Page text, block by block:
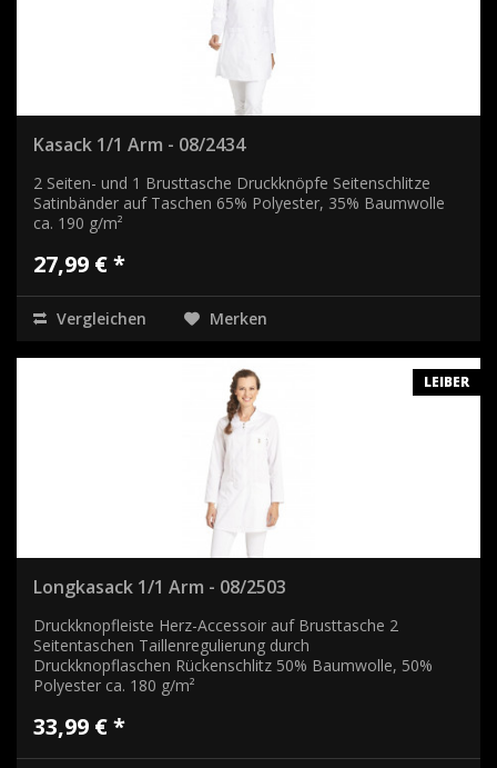
Kasack 1/1 Arm - 08/2434
2 Seiten- und 1 Brusttasche Druckknöpfe Seitenschlitze
Satinbänder auf Taschen 65% Polyester, 35% Baumwolle
ca. 190 g/m²
27,99 € *
Vergleichen Merken
LEIBER
Longkasack 1/1 Arm - 08/2503
Druckknopfleiste Herz-Accessoir auf Brusttasche 2
Seitentaschen Taillenregulierung durch
Druckknopflaschen Rückenschlitz 50% Baumwolle, 50%
Polyester ca. 180 g/m²
33,99 € *